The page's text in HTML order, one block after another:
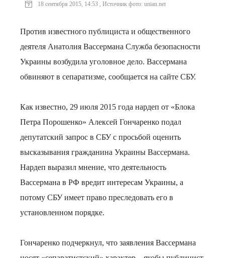
18 сентября 2015, 14:53 , Источник фото: unian.net
Против известного публициста и общественного
деятеля Анатолия Вассермана Служба безопасности
Украины возбудила уголовное дело. Вассермана
обвиняют в сепаратизме, сообщается на сайте СБУ.
Как известно, 29 июля 2015 года нардеп от «Блока
Петра Порошенко» Алексей Гончаренко подал
депутатский запрос в СБУ с просьбой оценить
высказывания гражданина Украины Вассермана.
Нардеп выразил мнение, что деятельность
Вассермана в РФ вредит интересам Украины, а
потому СБУ имеет право преследовать его в
установленном порядке.
Гончаренко подчеркнул, что заявления Вассермана